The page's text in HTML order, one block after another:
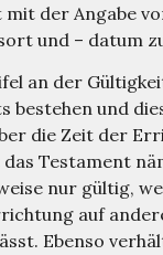
der Angabe
und – datum
an der
bestehen und
die Zeit der
Testament
nur gültig,
auf
Ebenso